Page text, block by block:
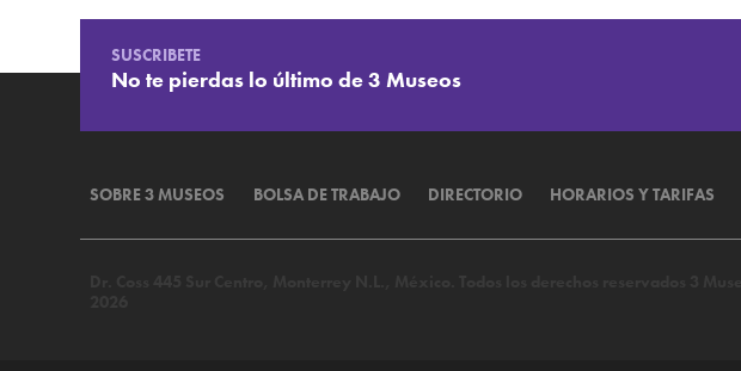
SUSCRIBETE
No te pierdas lo último de 3 Museos
SOBRE 3 MUSEOS BOLSA DE TRABAJO DIRECTORIO HORARIOS Y TARIFAS